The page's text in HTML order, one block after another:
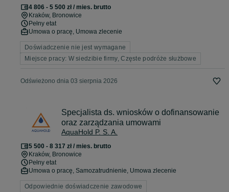
4 806 - 5 500 zł / mies. brutto
Kraków, Bronowice
Pełny etat
Umowa o pracę, Umowa zlecenie
Doświadczenie nie jest wymagane
Miejsce pracy: W siedzibie firmy, Częste podróże służbowe
Odświeżono dnia 03 sierpnia 2026
Specjalista ds. wniosków o dofinansowanie
oraz zarządzania umowami
AquaHold P. S. A.
5 500 - 8 317 zł / mies. brutto
Kraków, Bronowice
Pełny etat
Umowa o pracę, Samozatrudnienie, Umowa zlecenie
Odpowiednie doświadczenie zawodowe